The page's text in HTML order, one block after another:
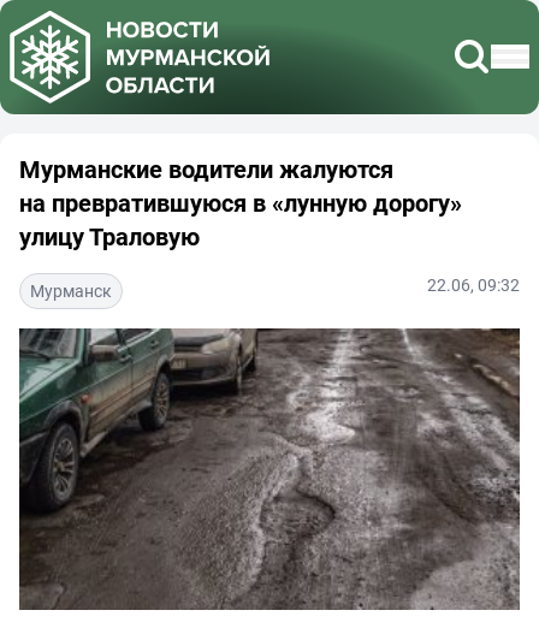
Мурманские водители жалуются
на превратившуюся в «лунную дорогу»
улицу Траловую
Мурманск 22.06, 09:32